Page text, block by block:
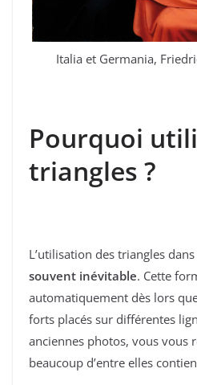
Italia et Germania,
Pourquoi
triangles ?
L’utilisation des triangles
souvent inévitable. Cette
automatiquement dès lors
forts placés sur différentes
anciennes photos, vous vous
beaucoup d’entre elles